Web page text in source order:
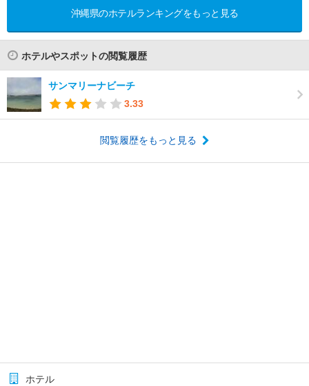
沖縄県のホテルランキングをもっと見る
ホテルやスポットの閲覧履歴
サンマリーナビーチ
3.33
閲覧履歴をもっと見る
ホテル